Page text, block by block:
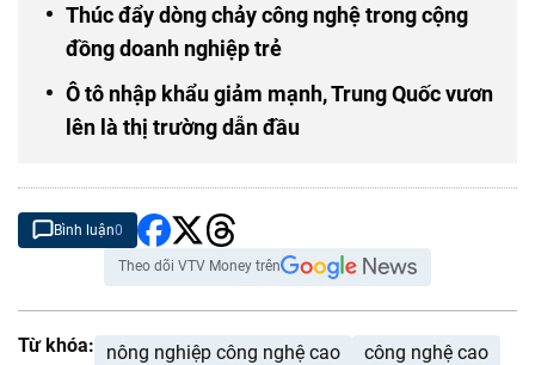
Thúc đẩy dòng chảy công nghệ trong cộng
đồng doanh nghiệp trẻ
Ô tô nhập khẩu giảm mạnh, Trung Quốc vươn
lên là thị trường dẫn đầu
Bình luận0
Theo dõi VTV Money trên
Từ khóa: nông nghiệp công nghệ cao
công nghệ cao